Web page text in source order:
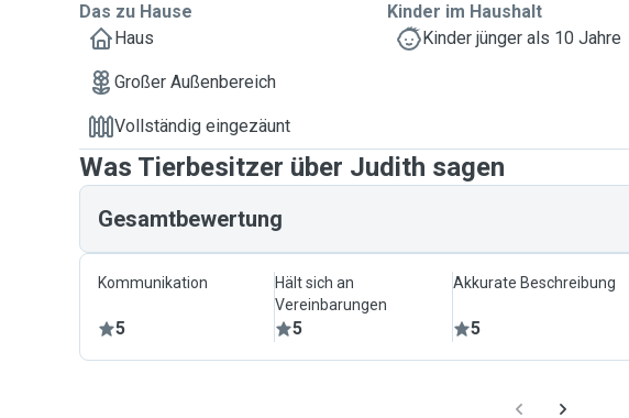
Das zu Hause
Haus
Großer Außenbereich
Vollständig eingezäunt
Kinder im Haushalt
Kinder jünger als 10 Jahre
Was Tierbesitzer über Judith sagen
Gesamtbewertung
Kommunikation
5
Hält sich an
Vereinbarungen
5
Akkurate Beschreibung
5